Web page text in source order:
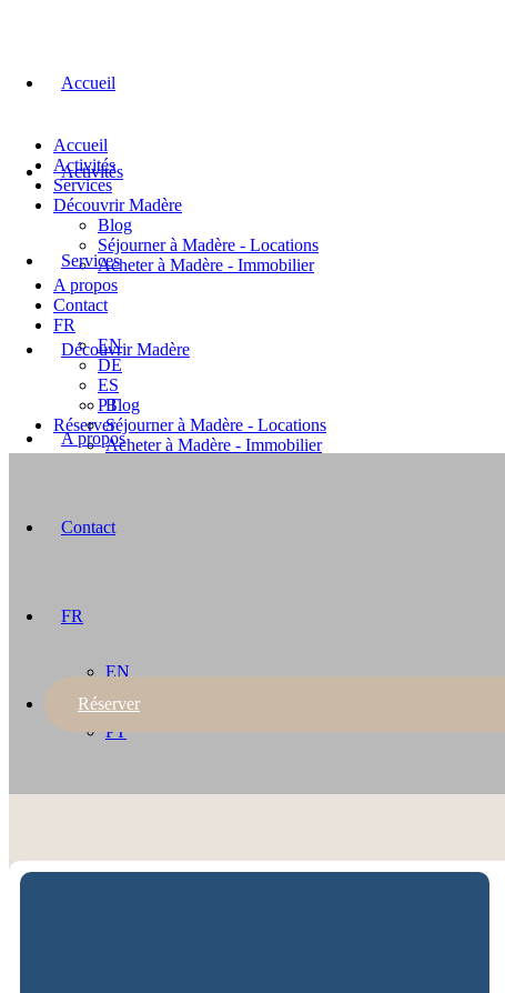
Accueil
Activités
Services
Découvrir Madère
Blog
Séjourner à Madère - Locations
Acheter à Madère - Immobilier
A propos
Contact
FR
EN
DE
ES
PT
Réserver
Accueil
Activités
Services
Découvrir Madère
Blog
Séjourner à Madère - Locations
Acheter à Madère - Immobilier
A propos
Contact
FR
EN
ES
PT
Réserver